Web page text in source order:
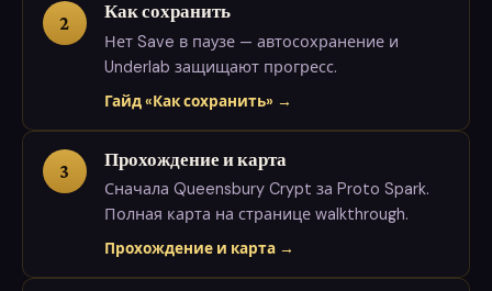
2
Как сохранить
Нет Save в паузе — автосохранение и
Underlab защищают прогресс.
Гайд «Как сохранить» →
3
Прохождение и карта
Сначала Queensbury Crypt за Proto Spark.
Полная карта на странице walkthrough.
Прохождение и карта →